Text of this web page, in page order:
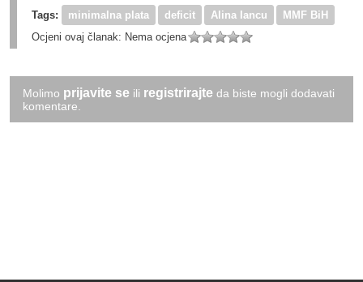
Tags:
minimalna plata deficit Alina Iancu
MMF BiH
Ocjeni ovaj članak: Nema ocjena
Molimo prijavite se ili registrirajte da biste mogli dodavati
komentare.